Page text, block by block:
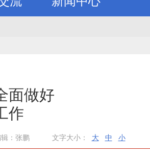
面做好
作
：张鹏 文字大小： 大 中 小